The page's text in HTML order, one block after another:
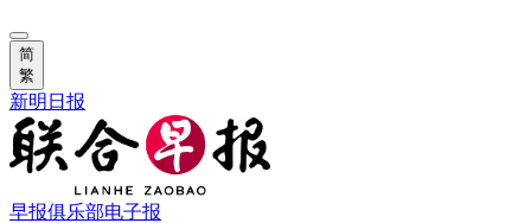
简
繁
新明日报
早报俱乐部电子报